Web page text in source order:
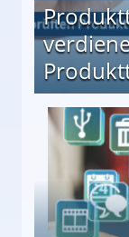
↻ Täglich neue